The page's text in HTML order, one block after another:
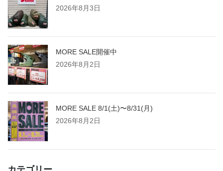
2026年8月3日
MORE SALE開催中
2026年8月2日
MORE SALE 8/1(土)〜8/31(月)
2026年8月2日